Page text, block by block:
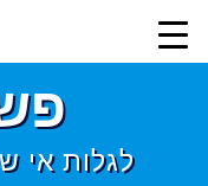
לגלות אי